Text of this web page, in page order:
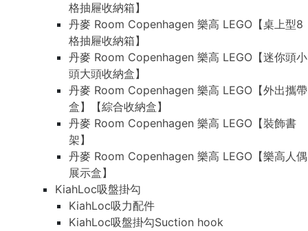
格抽屜收納箱】
丹麥 Room Copenhagen 樂高 LEGO【桌上型8
格抽屜收納箱】
丹麥 Room Copenhagen 樂高 LEGO【迷你頭小
頭大頭收納盒】
丹麥 Room Copenhagen 樂高 LEGO【外出攜帶
盒】【綜合收納盒】
丹麥 Room Copenhagen 樂高 LEGO【裝飾書
架】
丹麥 Room Copenhagen 樂高 LEGO【樂高人偶
展示盒】
KiahLoc吸盤掛勾
KiahLoc吸力配件
KiahLoc吸盤掛勾Suction hook